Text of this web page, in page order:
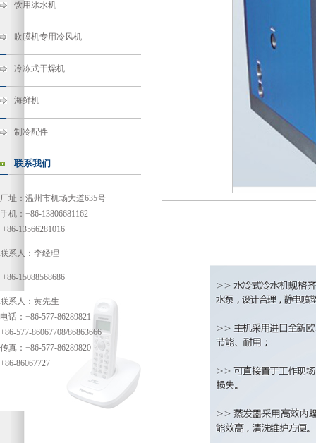
饮用冰水机
吹膜机专用冷风机
冷冻式干燥机
海鲜机
制冷配件
联系我们
厂址：温州市机场大道635号
手机：+86-13806681162
+86-13566281016
联系人：李经理
+86-15088568686
联系人：黄先生
电话：+86-577-86289821
+86-577-86067708/86863666
传真：+86-577-86289820
+86-86067727